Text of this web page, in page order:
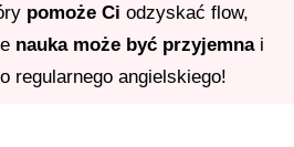
pomoże Ci odzyskać flow,
nauka może być przyjemnai
regularnego angielskiego!